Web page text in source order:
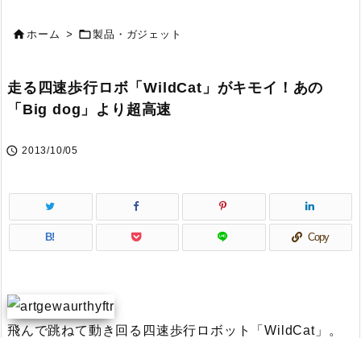
ホーム > 製品・ガジェット
走る四速歩行ロボ「WildCat」がキモイ！あの
「Big dog」より超高速
 2013/10/05
B! Copy
飛んで跳ねて動き回る四速歩行ロボット「WildCat」。